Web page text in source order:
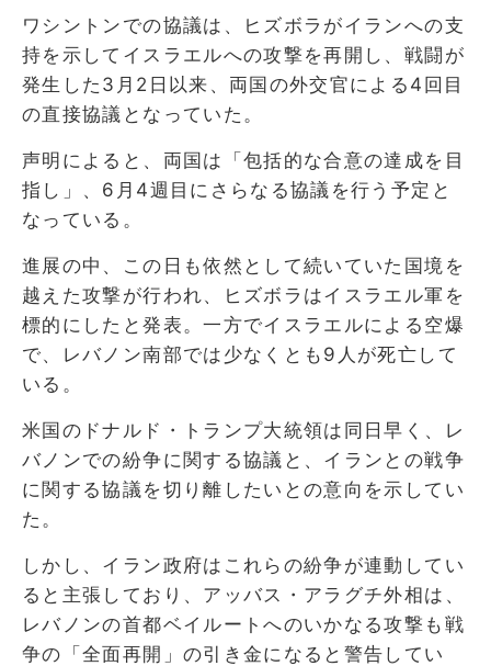
ワシントンでの協議は、ヒズボラがイランへの支
持を示してイスラエルへの攻撃を再開し、戦闘が
発生した3月2日以来、両国の外交官による4回目
の直接協議となっていた。
声明によると、両国は「包括的な合意の達成を目
指し」、6月4週目にさらなる協議を行う予定と
なっている。
進展の中、この日も依然として続いていた国境を
越えた攻撃が行われ、ヒズボラはイスラエル軍を
標的にしたと発表。一方でイスラエルによる空爆
で、レバノン南部では少なくとも9人が死亡して
いる。
米国のドナルド・トランプ大統領は同日早く、レ
バノンでの紛争に関する協議と、イランとの戦争
に関する協議を切り離したいとの意向を示してい
た。
しかし、イラン政府はこれらの紛争が連動してい
ると主張しており、アッバス・アラグチ外相は、
レバノンの首都ベイルートへのいかなる攻撃も戦
争の「全面再開」の引き金になると警告してい